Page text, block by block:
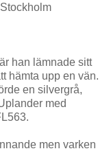
han lämnade sitt
hämta upp en vän.
en silvergrå,
med
men varken